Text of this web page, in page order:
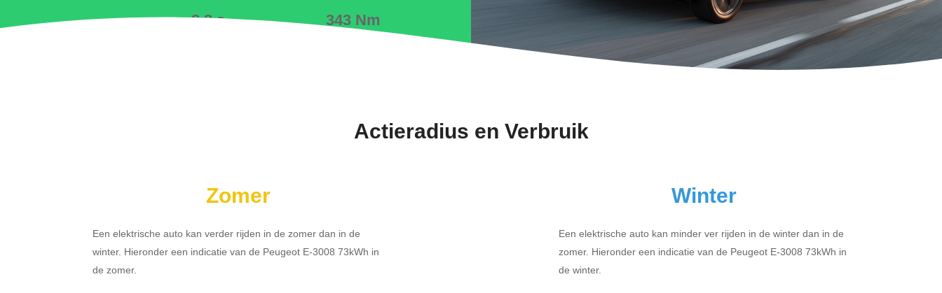
8.8 s
343 Nm
Actieradius en Verbruik
Zomer
Een elektrische auto kan verder rijden in de zomer dan in de
winter. Hieronder een indicatie van de Peugeot E-3008 73kWh in
de zomer.
Winter
Een elektrische auto kan minder ver rijden in de winter dan in de
zomer. Hieronder een indicatie van de Peugeot E-3008 73kWh in
de winter.